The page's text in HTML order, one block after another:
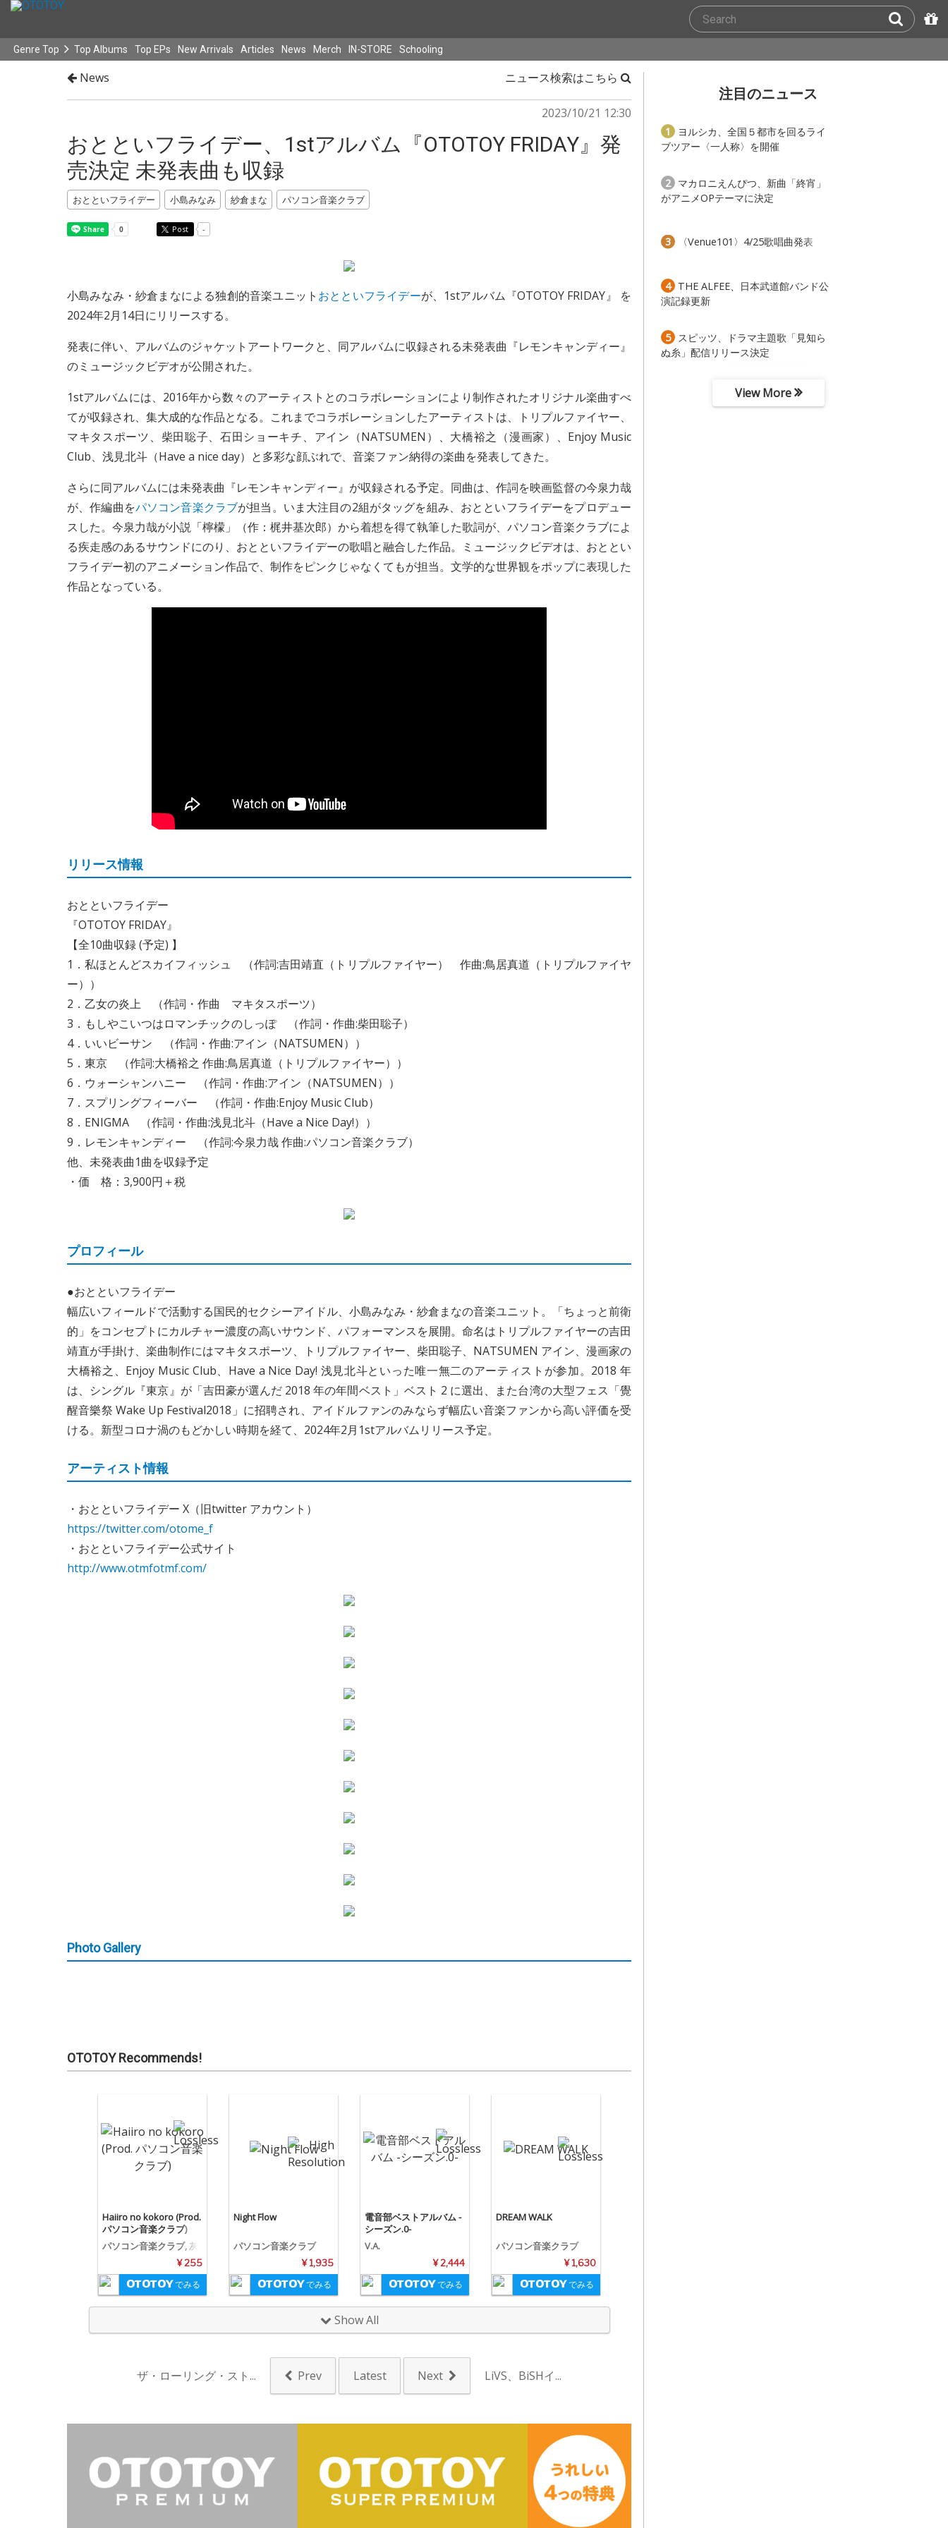
Genre Top Top Albums Top EPs New Arrivals Articles News Merch IN-STORE Schooling
News ニュース検索はこちら
2023/10/21 12:30
おとといフライデー、1stアルバム『OTOTOY FRIDAY』発
売決定 未発表曲も収録
おとといフライデー 小島みなみ 紗倉まな パソコン音楽クラブ
Post -
小島みなみ・紗倉まなによる独創的音楽ユニット おとといフライデーが、1stアルバム『OTOTOY FRIDAY』 を
2024年2月14日にリリースする。
発表に伴い、アルバムのジャケットアートワークと、同アルバムに収録される未発表曲『レモンキャンディー』
のミュージックビデオが公開された。
1stアルバムには、2016年から数々のアーティストとのコラボレーションにより制作されたオリジナル楽曲すべ
てが収録され、集大成的な作品となる。これまでコラボレーションしたアーティストは、トリプルファイヤー、
マキタスポーツ、柴田聡子、石田ショーキチ、アイン（NATSUMEN）、大橋裕之（漫画家）、Enjoy Music
Club、浅見北斗（Have a nice day）と多彩な顔ぶれで、音楽ファン納得の楽曲を発表してきた。
さらに同アルバムには未発表曲『レモンキャンディー』が収録される予定。同曲は、作詞を映画監督の今泉力哉
が、作編曲をパソコン音楽クラブが担当。いま大注目の2組がタッグを組み、おとといフライデーをプロデュー
スした。今泉力哉が小説「檸檬」（作：梶井基次郎）から着想を得て執筆した歌詞が、パソコン音楽クラブによ
る疾走感のあるサウンドにのり、おとといフライデーの歌唱と融合した作品。ミュージックビデオは、おととい
フライデー初のアニメーション作品で、制作をピンクじゃなくてもが担当。文学的な世界観をポップに表現した
作品となっている。
リリース情報
おとといフライデー
『OTOTOY FRIDAY』
【全10曲収録 (予定) 】
1．私ほとんどスカイフィッシュ （作詞:吉田靖直（トリプルファイヤー） 作曲:鳥居真道（トリプルファイヤ
ー））
2．乙女の炎上 （作詞・作曲 マキタスポーツ）
3．もしやこいつはロマンチックのしっぽ （作詞・作曲:柴田聡子）
4．いいビーサン （作詞・作曲:アイン（NATSUMEN））
5．東京 （作詞:大橋裕之 作曲:鳥居真道（トリプルファイヤー））
6．ウォーシャンハニー （作詞・作曲:アイン（NATSUMEN））
7．スプリングフィーバー （作詞・作曲:Enjoy Music Club）
8．ENIGMA （作詞・作曲:浅見北斗（Have a Nice Day!））
9．レモンキャンディー （作詞:今泉力哉 作曲:パソコン音楽クラブ）
他、未発表曲1曲を収録予定
・価 格：3,900円＋税
プロフィール
●おとといフライデー
幅広いフィールドで活動する国民的セクシーアイドル、小島みなみ・紗倉まなの音楽ユニット。「ちょっと前衛
的」をコンセプトにカルチャー濃度の高いサウンド、パフォーマンスを展開。命名はトリプルファイヤーの吉田
靖直が手掛け、楽曲制作にはマキタスポーツ、トリプルファイヤー、柴田聡子、NATSUMEN アイン、漫画家の
大橋裕之、Enjoy Music Club、Have a Nice Day! 浅見北斗といった唯一無二のアーティストが参加。2018 年
は、シングル『東京』が「吉田豪が選んだ 2018 年の年間ベスト」ベスト 2 に選出、また台湾の大型フェス「覺
醒音樂祭 Wake Up Festival2018」に招聘され、アイドルファンのみならず幅広い音楽ファンから高い評価を受
ける。新型コロナ渦のもどかしい時期を経て、2024年2月1stアルバムリリース予定。
アーティスト情報
・おとといフライデー X（旧twitter アカウント）
https://twitter.com/otome_f
・おとといフライデー公式サイト
http://www.otmfotmf.com/
Photo Gallery
OTOTOY Recommends!
Haiiro no kokoro (Prod.
パソコン音楽クラブ)
パソコン音楽クラブ, 灰
島銀華 (CV: 澁谷梓希), 電
¥ 255
でみる
Night Flow
パソコン音楽クラブ
¥ 1,935
でみる
電音部ベストアルバム -
シーズン.0-
V.A.
¥ 2,444
でみる
DREAM WALK
パソコン音楽クラブ
¥ 1,630
でみる
Show All
ザ・ローリング・スト... Prev Latest Next LiVS、BiSHイ...
注目のニュース
1
ブツアー〈一人称〉を開催
2
がアニメOPテーマに決定
3 〈Venue101〉4/25歌唱曲発表
4
演記録更新
5
ぬ糸」配信リリース決定
View More